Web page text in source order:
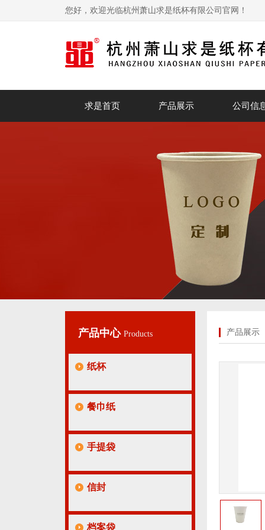
您好，欢迎光临杭州萧山求是纸杯有限公司官网！
求是首页 产品展示 公司信
产品中心 Products
纸杯
餐巾纸
手提袋
信封
档案袋
产品展示